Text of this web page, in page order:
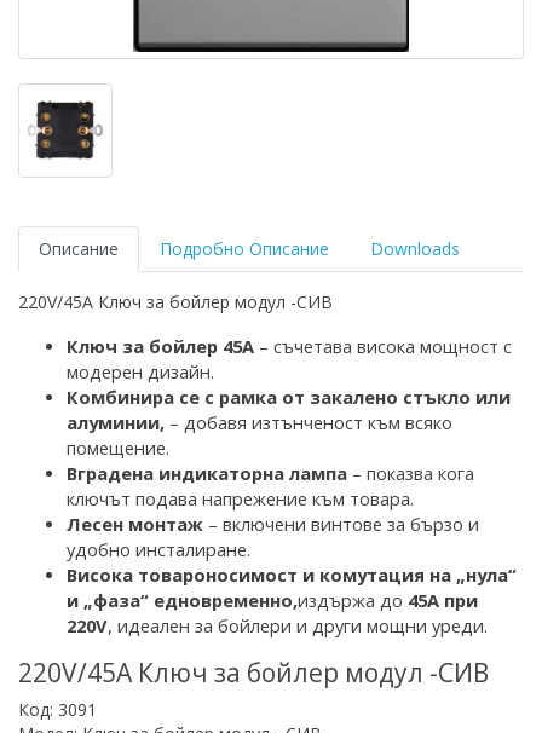
Описание Подробно Описание Downloads
220V/45A Ключ за бойлер модул -СИВ
Ключ за бойлер 45А – съчетава висока мощност с
модерен дизайн.
Комбинира се с рамка от закалено стъкло или
алуминии, – добавя изтънченост към всяко
помещение.
Вградена индикаторна лампа – показва кога
ключът подава напрежение към товара.
Лесен монтаж – включени винтове за бързо и
удобно инсталиране.
Висока товароносимост и комутация на „нула“
и „фаза“ едновременно,издържа до 45A при
220V, идеален за бойлери и други мощни уреди.
220V/45A Ключ за бойлер модул -СИВ
Код: 3091